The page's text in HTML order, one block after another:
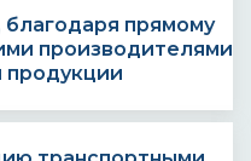
прямому
производителями
продукции